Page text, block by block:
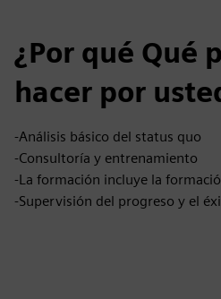
¿Por qué Qué
hacer por
-Análisis básico del status quo
-Consultoría y entrenamiento
-La formación incluye la
-Supervisión del progreso y el